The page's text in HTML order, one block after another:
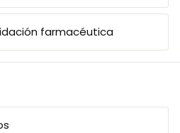
farmacéutica